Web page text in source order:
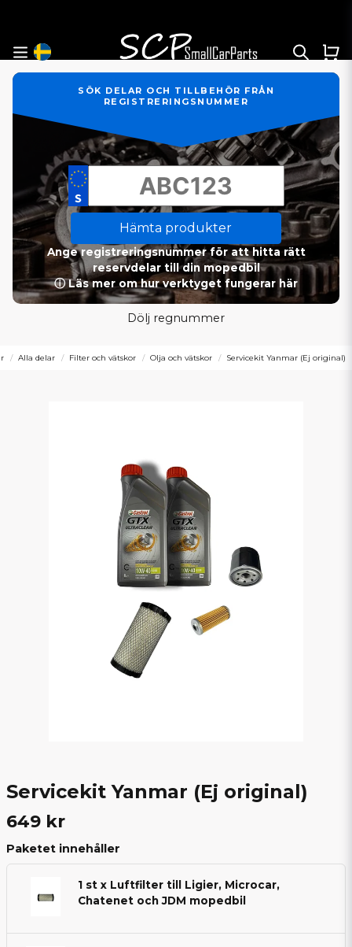
SÖK DELAR OCH TILLBEHÖR FRÅN
REGISTRERINGSNUMMER
Hämta produkter
Ange registreringsnummer för att hitta rätt
reservdelar till din mopedbil
ⓘ Läs mer om hur verktyget fungerar här
Dölj regnummer
Alla delar Filter och vätskor Olja och vätskor Servicekit Yanmar (Ej original)
Servicekit Yanmar (Ej original)
649 kr
Paketet innehåller
1 st x Luftfilter till Ligier, Microcar,
Chatenet och JDM mopedbil